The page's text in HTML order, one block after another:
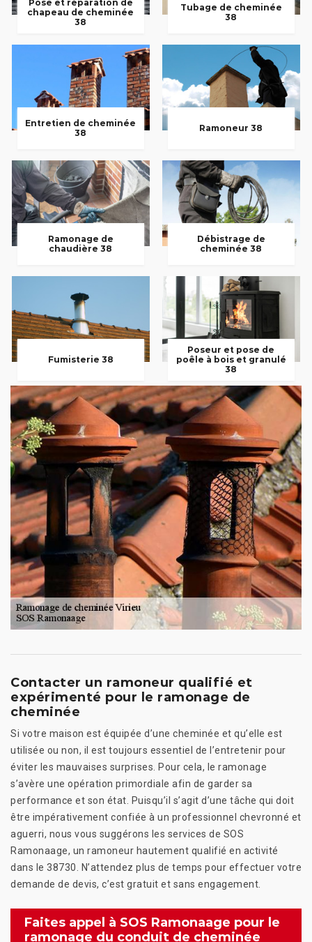
Pose et réparation de
chapeau de cheminée
38
Tubage de cheminée
38
Entretien de cheminée
38
Ramoneur 38
Ramonage de
chaudière 38
Débistrage de
cheminée 38
Fumisterie 38
Poseur et pose de
poêle à bois et granulé
38
Contacter un ramoneur qualifié et
expérimenté pour le ramonage de
cheminée
Si votre maison est équipée d’une cheminée et qu’elle est
utilisée ou non, il est toujours essentiel de l’entretenir pour
éviter les mauvaises surprises. Pour cela, le ramonage
s’avère une opération primordiale afin de garder sa
performance et son état. Puisqu’il s’agit d’une tâche qui doit
être impérativement confiée à un professionnel chevronné et
aguerri, nous vous suggérons les services de SOS
Ramonaage, un ramoneur hautement qualifié en activité
dans le 38730. N’attendez plus de temps pour effectuer votre
demande de devis, c’est gratuit et sans engagement.
Faites appel à SOS Ramonaage pour le
ramonage du conduit de cheminée